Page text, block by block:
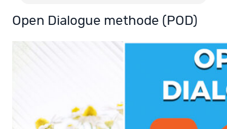
Open Dialogue methode (POD)